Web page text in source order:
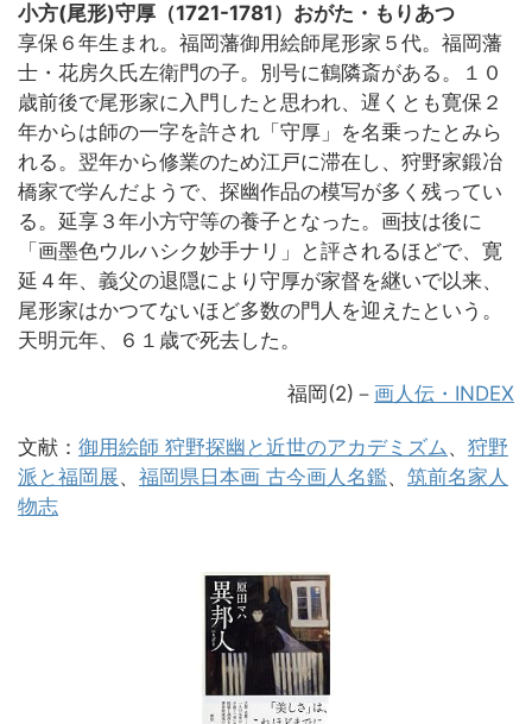
小方(尾形)守厚（1721-1781）おがた・もりあつ
享保６年生まれ。福岡藩御用絵師尾形家５代。福岡藩
士・花房久氏左衛門の子。別号に鶴隣斎がある。１０
歳前後で尾形家に入門したと思われ、遅くとも寛保２
年からは師の一字を許され「守厚」を名乗ったとみら
れる。翌年から修業のため江戸に滞在し、狩野家鍛冶
橋家で学んだようで、探幽作品の模写が多く残ってい
る。延享３年小方守等の養子となった。画技は後に
「画墨色ウルハシク妙手ナリ」と評されるほどで、寛
延４年、義父の退隠により守厚が家督を継いで以来、
尾形家はかつてないほど多数の門人を迎えたという。
天明元年、６１歳で死去した。
福岡(2)－ 画人伝・INDEX
文献： 御用絵師 狩野探幽と近世のアカデミズム、 狩野
派と福岡展、 福岡県日本画 古今画人名鑑、 筑前名家人
物志